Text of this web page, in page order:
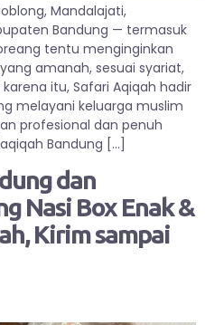
Mandalajati,
Bandung — termasuk
tentu menginginkan
amanah, sesuai syariat,
itu, Safari Aqiqah hadir
melayani keluarga muslim
profesional dan penuh
Bandung […]
dan
Nasi Box Enak &
Kirim sampai